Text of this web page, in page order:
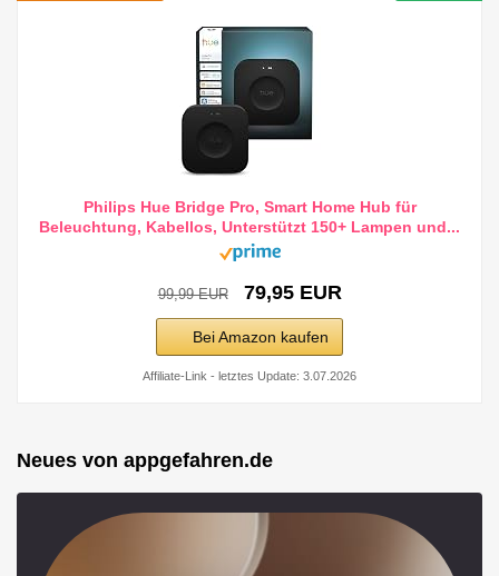
Philips Hue Bridge Pro, Smart Home Hub für
Beleuchtung, Kabellos, Unterstützt 150+ Lampen und...
99,99 EUR 79,95 EUR
Bei Amazon kaufen
Affiliate-Link - letztes Update: 3.07.2026
Neues von appgefahren.de